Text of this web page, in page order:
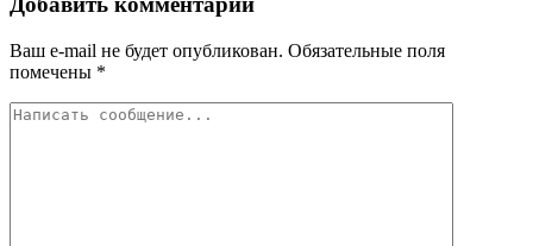
Ваш e-mail не будет опубликован. Обязательные поля
помечены *